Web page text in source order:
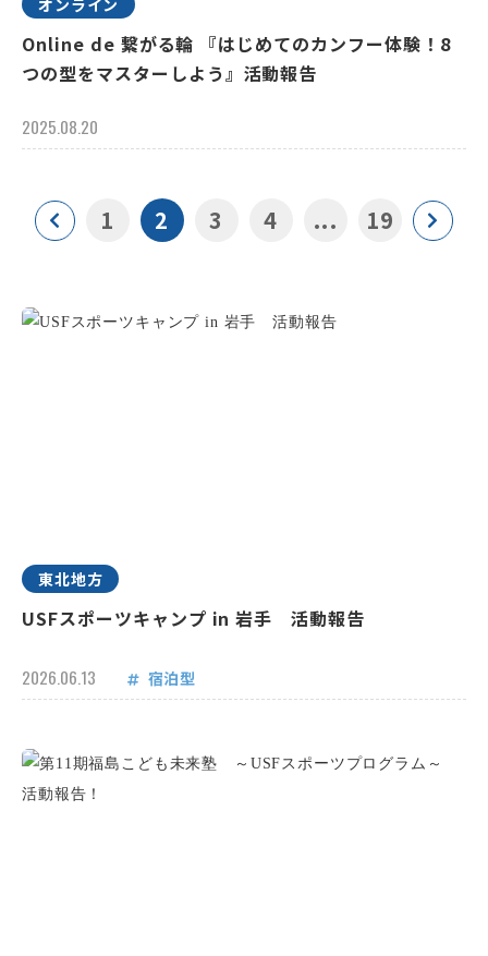
オンライン
Online de 繋がる輪 『はじめてのカンフー体験！8
つの型をマスターしよう』活動報告
2025.08.20
1 2 3 4 ... 19
東北地方
USFスポーツキャンプ in 岩手 活動報告
2026.06.13 宿泊型